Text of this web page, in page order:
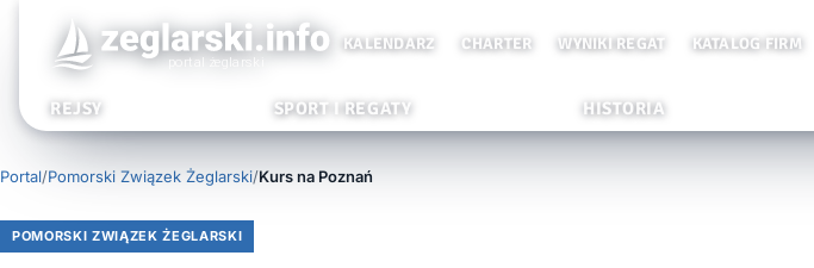
KALENDARZ CHARTER WYNIKI REGAT KATALOG FIRM
REJSY SPORT I REGATY HISTORIA
Portal/Pomorski Związek Żeglarski/Kurs na Poznań
POMORSKI ZWIĄZEK ŻEGLARSKI